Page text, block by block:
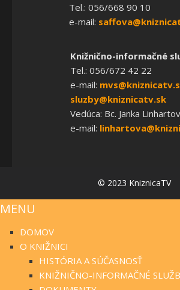
Tel.: 056/668 90 10
e-mail:
Knižnično-informačné
Tel.: 056/672 42 22
e-mail:
sluzby@kniznicatv.sk
Vedúca: Bc. Janka
e-mail:
© 2023 KniznicaTV
MENU
DOMOV
O KNIŽNICI
HISTÓRIA A SÚČASNOSŤ
KNIŽNIČNO-INFORMAČNÉ